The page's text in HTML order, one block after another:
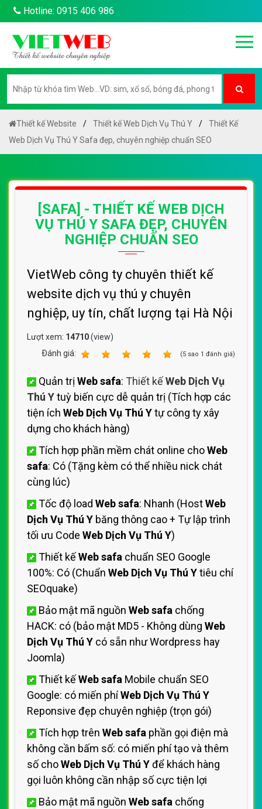
Hotline: 0915 406 986
Thiết kế Website Thiết kế Web Dịch Vụ Thú Y
Thiết Kế
Web Dịch Vụ Thú Y Safa đẹp, chuyên nghiệp chuẩn SEO
[SAFA] - THIẾT KẾ WEB DỊCH
VỤ THÚ Y SAFA ĐẸP, CHUYÊN
NGHIỆP CHUẨN SEO
VietWeb công ty chuyên thiết kế
website dịch vụ thú y chuyên
nghiệp, uy tín, chất lượng tại Hà Nội
Lượt xem: 14710(view)
Ðánh giá:
(5 sao 1 đánh giá)
Quản trị Web safa: Thiết kếWeb Dịch Vụ
Thú Ytuỳ biến cực dễ quản trị (Tích hợp các
tiện ích Web Dịch Vụ Thú Ytự công ty xây
dựng cho khách hàng)
Tích hợp phần mềm chát online choWeb
safa: Có (Tặng kèm có thể nhiều nick chát
cùng lúc)
Tốc độ load Web safa: Nhanh (HostWeb
Dịch Vụ Thú Y băng thông cao + Tự lập trình
tối ưu Code Web Dịch Vụ Thú Y)
Thiết kếWeb safa chuẩn SEO Google
100%: Có (Chuẩn Web Dịch Vụ Thú Ytiêu chí
SEOquake)
Bảo mật mã nguồn Web safa chống
HACK: có (bảo mật MD5 - Không dùng Web
Dịch Vụ Thú Y có sẵn như Wordpress hay
Joomla)
Thiết kếWeb safa Mobile chuẩn SEO
Google: có miến phíWeb Dịch Vụ Thú Y
Reponsive đẹp chuyên nghiệp (trọn gói)
Tích hợp trên Web safa phần gọi điện mà
không cần bấm số: có miến phí tạo và thêm
số choWeb Dịch Vụ Thú Yđể khách hàng
gọi luôn không cần nhập số cực tiện lợi
Bảo mật mã nguồn Web safa chống